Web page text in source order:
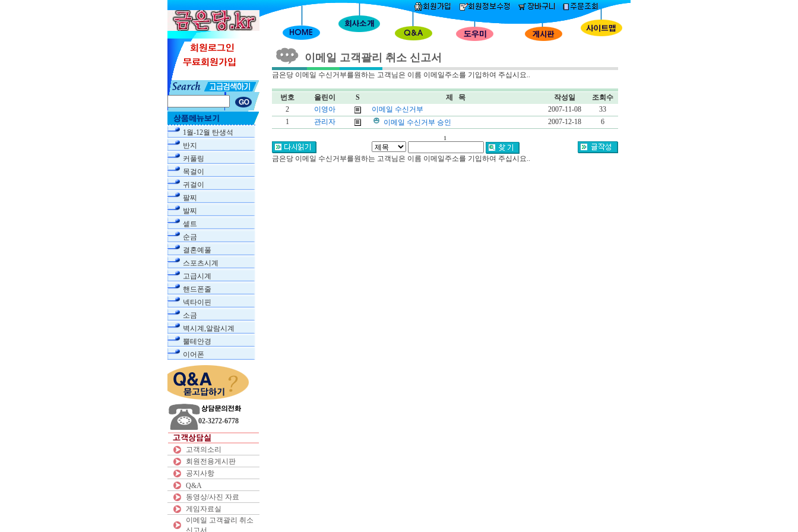
1월-12월 탄생석
반지
커풀링
목걸이
귀걸이
팔찌
발찌
셑트
순금
결혼예풀
스포츠시계
고급시계
핸드폰줄
넥타이핀
소금
벽시계,알람시계
뿔테안경
이어폰
02-3272-6778
고객의소리
회원전용게시판
공지사항
Q&A
동영상/사진 자료
게임자료실
이메일 고객괄리 취소
신고서
이메일 고객괄리 취소 신고서
금은당 이메일 수신거부를원하는 고객님은 이름 이메일주소를 기입하여 주십시요..
번호 올린이 S 제 목 작성일
조회수
2
이영아 이메일 수신거부 2007-11-08
33
1
관리자 이메일 수신거부 승인 2007-12-18 6
1
금은당 이메일 수신거부를원하는 고객님은 이름 이메일주소를 기입하여 주십시요..